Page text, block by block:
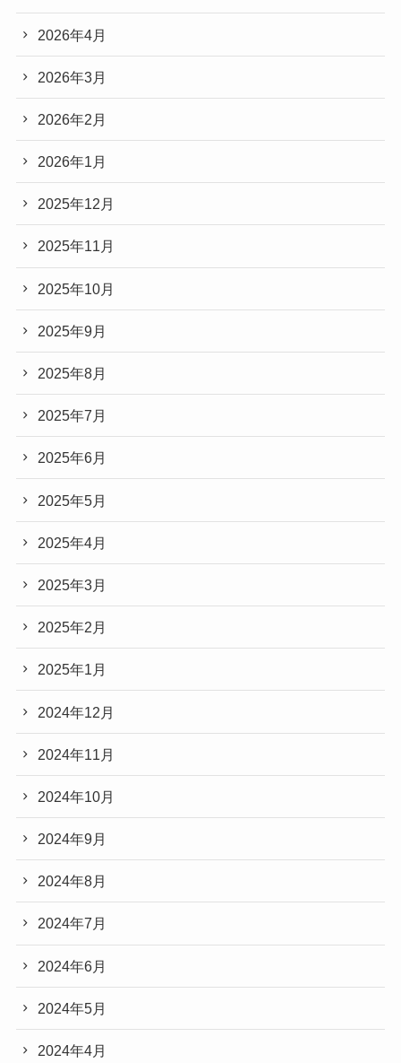
2026年4月
2026年3月
2026年2月
2026年1月
2025年12月
2025年11月
2025年10月
2025年9月
2025年8月
2025年7月
2025年6月
2025年5月
2025年4月
2025年3月
2025年2月
2025年1月
2024年12月
2024年11月
2024年10月
2024年9月
2024年8月
2024年7月
2024年6月
2024年5月
2024年4月